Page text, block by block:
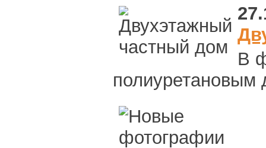
В
полиуретановым